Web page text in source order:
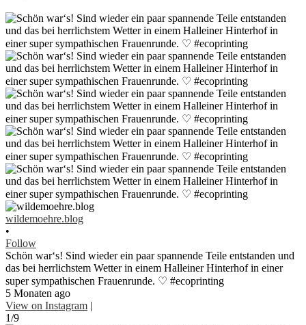
wildemoehre.blog
•
Follow
Schön war‘s! Sind wieder ein paar spannende Teile entstanden und
das bei herrlichstem Wetter in einem Halleiner Hinterhof in einer
super sympathischen Frauenrunde. ♡ #ecoprinting
5 Monaten ago
View on Instagram |
1/9